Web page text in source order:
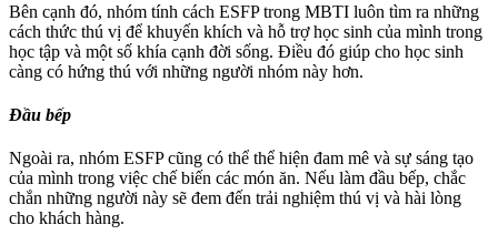
Bên cạnh đó, nhóm tính cách ESFP trong MBTI luôn tìm ra những
cách thức thú vị để khuyến khích và hỗ trợ học sinh của mình trong
học tập và một số khía cạnh đời sống. Điều đó giúp cho học sinh
càng có hứng thú với những người nhóm này hơn.
Đầu bếp
Ngoài ra, nhóm ESFP cũng có thể thể hiện đam mê và sự sáng tạo
của mình trong việc chế biến các món ăn. Nếu làm đầu bếp, chắc
chắn những người này sẽ đem đến trải nghiệm thú vị và hài lòng
cho khách hàng.